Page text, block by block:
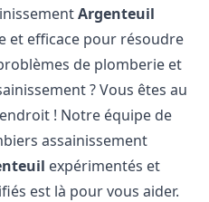
Argenteuil
et efficace pour résoudre
de plomberie et
? Vous êtes au
! Notre équipe de
assainissement
expérimentés et
est là pour vous aider.